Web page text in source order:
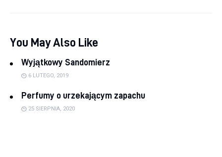
You May Also Like
Wyjątkowy Sandomierz
6 LUTEGO, 2019
Perfumy o urzekającym zapachu
25 SIERPNIA, 2020